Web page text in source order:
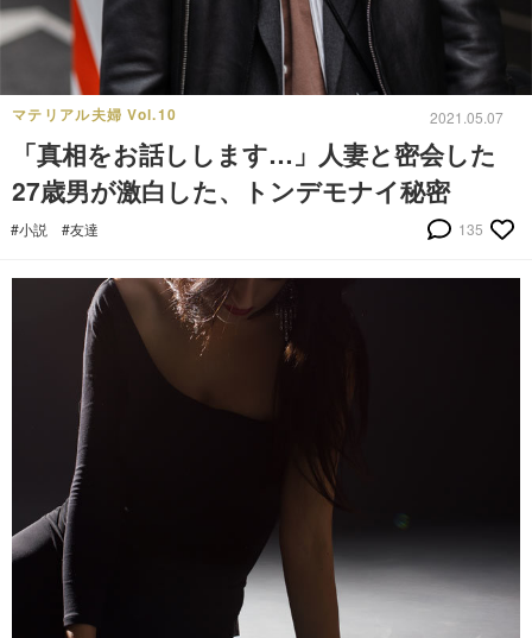
マテリアル夫婦 Vol.10 2021.05.07
「真相をお話しします…」人妻と密会した
27歳男が激白した、トンデモナイ秘密
#小説 #友達 135